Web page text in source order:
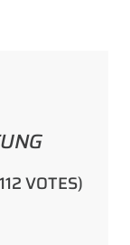
VOTES)